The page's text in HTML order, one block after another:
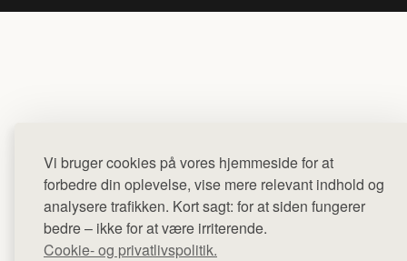
Vi bruger cookies på vores hjemmeside for at
forbedre din oplevelse, vise mere relevant indhold og
analysere trafikken. Kort sagt: for at siden fungerer
bedre – ikke for at være irriterende.
Cookie- og privatlivspolitik.